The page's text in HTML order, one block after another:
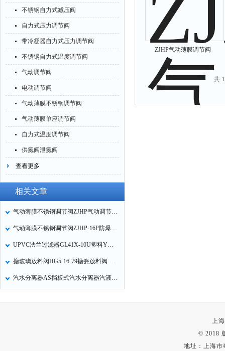
不锈钢自力式减压阀
自力式压力调节阀
带冷凝器自力式压力调节阀
不锈钢自力式温度调节阀
气动调节阀
电动调节阀
气动薄膜不锈钢调节阀
气动薄膜单座调节阀
自力式温度调节阀
供氮阀泄氮阀
查看更多
相关文章
气动薄膜不锈钢调节阀ZJHP气动调节阀的作用形式
气动薄膜不锈钢调节阀ZJHP-16P防爆气动不锈钢调节阀的特点
UPVC法兰过滤器GL41X-10U塑料Y形过滤器的性能特点
搪玻璃放料阀HG5-16-79搪瓷放料阀搪瓷上下展式放料阀的维护保养
汽水分离器AS挡板式汽水分离器汽液分离器的工作原理
ZJHP气动薄膜调节阀
共
上
© 2018
地址：上海市